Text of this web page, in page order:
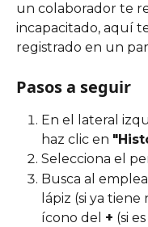
un colaborador te
incapacitado, aquí
registrado en un
Pasos a seguir
En el lateral
haz clic en
Selecciona el
Busca al
lápiz (si ya
ícono del + (si